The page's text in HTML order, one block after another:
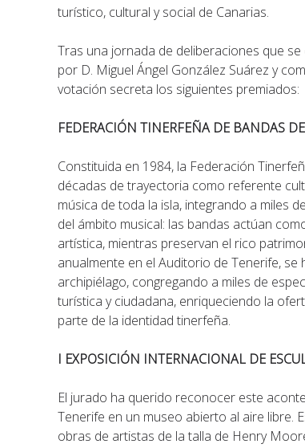
turístico, cultural y social de Canarias.
Tras una jornada de deliberaciones que
por D. Miguel Ángel González Suárez y
votación secreta los siguientes premiados:
FEDERACIÓN TINERFEÑA DE BANDAS
Constituida en 1984, la Federación
décadas de trayectoria como referente
música de toda la isla, integrando a miles
del ámbito musical: las bandas actúan
artística, mientras preservan el rico
anualmente en el Auditorio de Tenerife,
archipiélago, congregando a miles de
turística y ciudadana, enriqueciendo la
parte de la identidad tinerfeña.
I EXPOSICIÓN INTERNACIONAL DE
El jurado ha querido reconocer este
Tenerife en un museo abierto al aire libre.
obras de artistas de la talla de Henry